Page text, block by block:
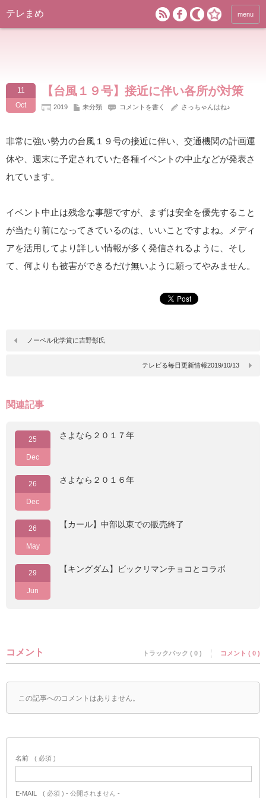
テレまめ menu
11
Oct
【台風１９号】接近に伴い各所が対策
2019 未分類 コメントを書く さっちゃんはね♪
非常に強い勢力の台風１９号の接近に伴い、交通機関の計画運
休や、週末に予定されていた各種イベントの中止などが発表さ
れています。
イベント中止は残念な事態ですが、まずは安全を優先すること
が当たり前になってきているのは、いいことですよね。メディ
アを活用してより詳しい情報が多く発信されるように、そし
て、何よりも被害ができるだけ無いように願ってやみません。
ノーベル化学賞に吉野彰氏
テレビる毎日更新情報2019/10/13
関連記事
25
Dec
さよなら２０１７年
26
Dec
さよなら２０１６年
26
May
【カール】中部以東での販売終了
29
Jun
【キングダム】ビックリマンチョコとコラボ
コメント トラックバック ( 0 ) コメント ( 0 )
この記事へのコメントはありません。
名前 ( 必須 )
E-MAIL ( 必須 ) - 公開されません -